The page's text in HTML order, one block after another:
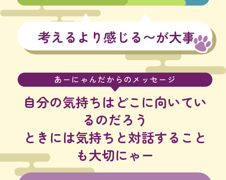
考えるより感じる〜が大事
あーにゃんだからのメッセージ
自分の気持ちはどこに向いてい
るのだろう
ときには気持ちと対話すること
も大切にゃー